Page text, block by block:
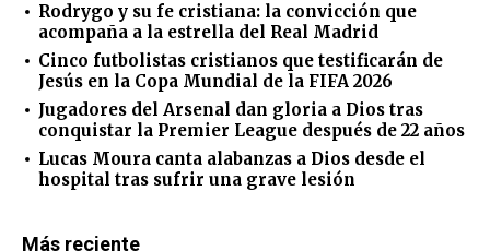
Rodrygo y su fe cristiana: la convicción que
acompaña a la estrella del Real Madrid
Cinco futbolistas cristianos que testificarán de
Jesús en la Copa Mundial de la FIFA 2026
Jugadores del Arsenal dan gloria a Dios tras
conquistar la Premier League después de 22 años
Lucas Moura canta alabanzas a Dios desde el
hospital tras sufrir una grave lesión
Más reciente